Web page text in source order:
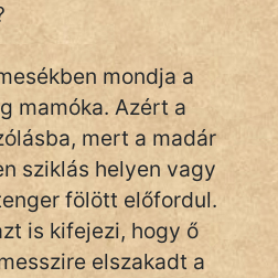
mondja a
mamóka. Azért a
mert a madár
sziklás helyen vagy
fölött előfordul.
is kifejezi, hogy ő
elszakadt a